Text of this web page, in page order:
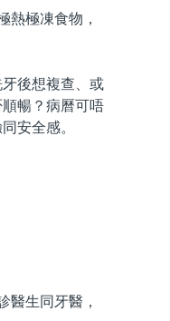
極凍食物，
後想複查、或
暢？病曆可唔
安全感。
生同牙醫，